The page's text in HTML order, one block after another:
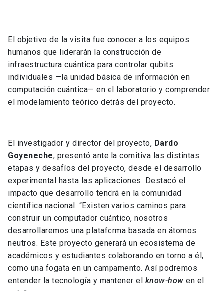
El objetivo de la visita fue conocer a los equipos
humanos que liderarán la construcción de
infraestructura cuántica para controlar qubits
individuales —la unidad básica de información en
computación cuántica— en el laboratorio y comprender
el modelamiento teórico detrás del proyecto.
El investigador y director del proyecto, Dardo
Goyeneche, presentó ante la comitiva las distintas
etapas y desafíos del proyecto, desde el desarrollo
experimental hasta las aplicaciones. Destacó el
impacto que desarrollo tendrá en la comunidad
científica nacional: “Existen varios caminos para
construir un computador cuántico, nosotros
desarrollaremos una plataforma basada en átomos
neutros. Este proyecto generará un ecosistema de
académicos y estudiantes colaborando en torno a él,
como una fogata en un campamento. Así podremos
entender la tecnología y mantener el know-how en el